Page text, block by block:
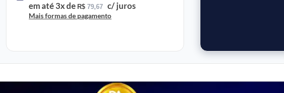
em até3x deR$ 79,67 c/ juros
Mais formas de pagamento